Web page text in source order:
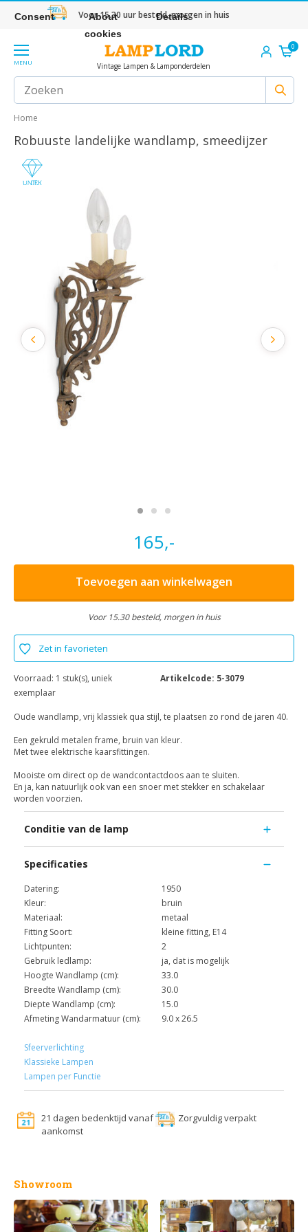
Voor 15.30 uur besteld, morgen in huis
MENU Vintage Lampen & Lamponderdelen
0
Home
Robuuste landelijke wandlamp, smeedijzer
165,-
Toevoegen aan winkelwagen
Voor 15.30 besteld, morgen in huis
Zet in favorieten
Voorraad: 1 stuk(s), uniek
exemplaar
Artikelcode: 5-3079
Oude wandlamp, vrij klassiek qua stijl, te plaatsen zo rond de jaren 40.
Een gekruld metalen frame, bruin van kleur.
Met twee elektrische kaarsfittingen.
Mooiste om direct op de wandcontactdoos aan te sluiten.
En ja, kan natuurlijk ook van een snoer met stekker en schakelaar
worden voorzien.
Conditie van de lamp
Specificaties
Datering:
1950
Kleur:
bruin
Materiaal:
metaal
Fitting Soort:
kleine fitting, E14
Lichtpunten:
2
Gebruik ledlamp:
ja, dat is mogelijk
Hoogte Wandlamp (cm):
33.0
Breedte Wandlamp (cm):
30.0
Diepte Wandlamp (cm):
15.0
Afmeting Wandarmatuur (cm):
9.0 x 26.5
Sfeerverlichting
Klassieke Lampen
Lampen per Functie
21 dagen bedenktijd vanaf
aankomst
Zorgvuldig verpakt
Showroom
Consent
About
cookies
Details